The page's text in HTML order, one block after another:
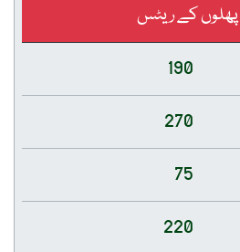
پھلوں کے ریٹس
190
270
75
220